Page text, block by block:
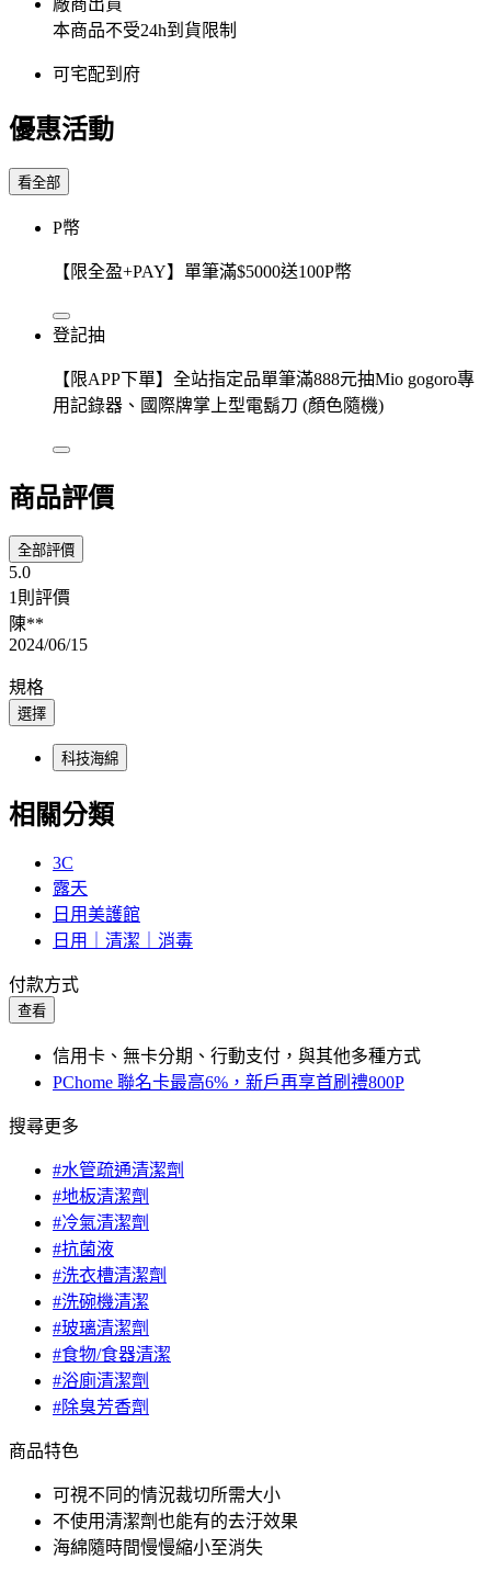
本商品不受24h到貨限制
可宅配到府
優惠活動
看全部
P幣
【限全盈+PAY】單筆滿$5000送100P幣
登記抽
【限APP下單】全站指定品單筆滿888元抽Mio gogoro專
用記錄器、國際牌掌上型電鬍刀 (顏色隨機)
商品評價
全部評價
5.0
1則評價
陳**
2024/06/15
規格
選擇
科技海綿
相關分類
3C
露天
日用美護館
日用｜清潔｜消毒
付款方式
查看
信用卡、無卡分期、行動支付，與其他多種方式
PChome 聯名卡最高6%，新戶再享首刷禮800P
搜尋更多
#水管疏通清潔劑
#地板清潔劑
#冷氣清潔劑
#抗菌液
#洗衣槽清潔劑
#洗碗機清潔
#玻璃清潔劑
#食物/食器清潔
#浴廁清潔劑
#除臭芳香劑
商品特色
可視不同的情況裁切所需大小
不使用清潔劑也能有的去汙效果
海綿隨時間慢慢縮小至消失